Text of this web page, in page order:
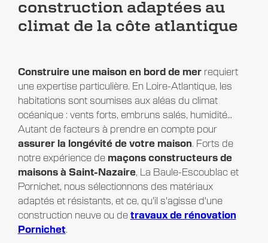
construction adaptées au
climat de la côte atlantique
Construire une maison en bord de merrequiert
une expertise particulière. En Loire-Atlantique, les
habitations sont soumises aux aléas du climat
océanique : vents forts, embruns salés, humidité…
Autant de facteurs à prendre en compte pour
assurer la longévité de votre maison. Forts de
notre expérience de maçons constructeurs de
maisons à Saint-Nazaire, La Baule-Escoublac et
Pornichet, nous sélectionnons des matériaux
adaptés et résistants, et ce, qu'il s'agisse d'une
construction neuve ou de travaux de rénovation
Pornichet.